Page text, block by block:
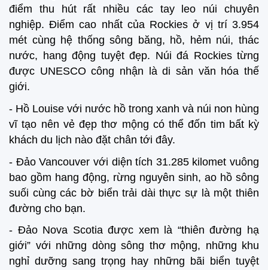
điểm thu hút rất nhiều các tay leo núi chuyên
nghiệp. Điểm cao nhất của Rockies ở vị trí 3.954
mét cùng hệ thống sông băng, hồ, hẻm núi, thác
nước, hang động tuyệt đẹp. Núi đá Rockies từng
được UNESCO công nhận là di sản văn hóa thế
giới.
- Hồ Louise với nước hồ trong xanh và núi non hùng
vĩ tạo nên vẻ đẹp thơ mộng có thể đốn tim bất kỳ
khách du lịch nào đặt chân tới đây.
- Đảo Vancouver với diện tích 31.285 kilomet vuông
bao gồm hang động, rừng nguyên sinh, ao hồ sông
suối cùng các bờ biển trải dài thực sự là một thiên
đường cho bạn.
- Đảo Nova Scotia được xem là “thiên đường hạ
giới” với những dòng sông thơ mộng, những khu
nghỉ dưỡng sang trọng hay những bãi biển tuyệt